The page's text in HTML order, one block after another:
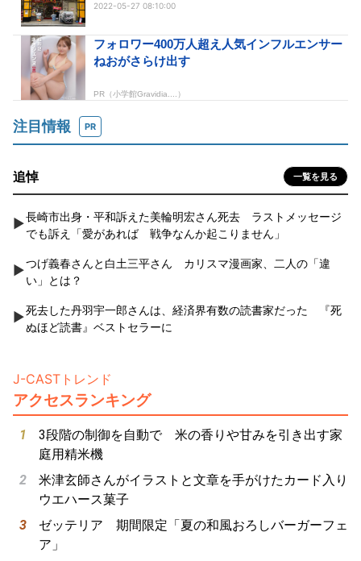
2022-05-27 08:10:00
注目情報 PR
追悼 一覧を見る
長崎市出身・平和訴えた美輪明宏さん死去 ラストメッセージ
でも訴え「愛があれば 戦争なんか起こりません」
つげ義春さんと白土三平さん カリスマ漫画家、二人の「違
い」とは？
死去した丹羽宇一郎さんは、経済界有数の読書家だった 『死
ぬほど読書』ベストセラーに
J-CASTトレンド
アクセスランキング
3段階の制御を自動で 米の香りや甘みを引き出す家
庭用精米機
米津玄師さんがイラストと文章を手がけたカード入り
ウエハース菓子
ゼッテリア 期間限定「夏の和風おろしバーガーフェ
ア」